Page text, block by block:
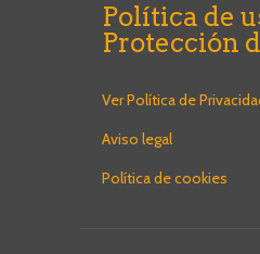
Política de
Protección
Ver Política de
Aviso legal
Política de cookies